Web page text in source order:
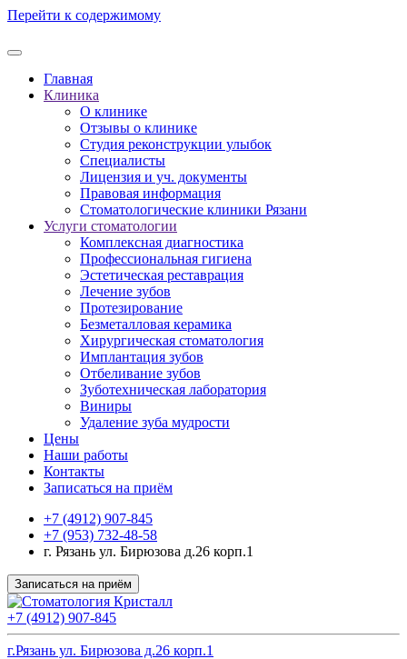
Перейти к содержимому
Главная
Клиника
О клинике
Отзывы о клинике
Студия реконструкции улыбок
Специалисты
Лицензия и уч. документы
Правовая информация
Стоматологические клиники Рязани
Услуги стоматологии
Комплексная диагностика
Профессиональная гигиена
Эстетическая реставрация
Лечение зубов
Протезирование
Безметалловая керамика
Хирургическая стоматология
Имплантация зубов
Отбеливание зубов
Зуботехническая лаборатория
Виниры
Удаление зуба мудрости
Цены
Наши работы
Контакты
Записаться на приём
+7 (4912) 907-845
+7 (953) 732-48-58
г. Рязань ул. Бирюзова д.26 корп.1
Записаться на приём
+7 (4912) 907-845
г.Рязань ул. Бирюзова д.26 корп.1